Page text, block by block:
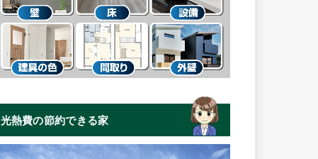
光熱費の節約できる家